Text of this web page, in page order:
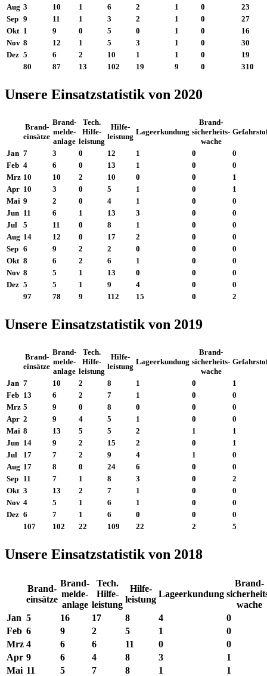
Aug 3 10 1 6 2 1 0
23
Sep 9 11 1 3 2 1 0
27
Okt 1 9 0 5 0 1 0
16
Nov 8 12 1 5 3 1 0
30
Dez 5 6 2 10 1 1 0
19
80
87 13 102 19 9 0 310
Unsere Einsatzstatistik von 2020
Brand-
einsätze
Brand-
melde-
anlage
Tech.
Hilfe-
leistung
Hilfe-
leistung
Lageerkundung
Brand-
sicherheits-
wache
Jan 7 3 0 12 1 0
0
Feb 4 6 0 13 1 0
0
Mrz 10 10 2 10 0 0
1
Apr 10 3 0 5 1 0
1
Mai 9 2 0 4 1 0
0
Jun 11 6 1 13 3 0
0
Jul
5 11 0 8 1 0
0
Aug 14 12 0 17 2 0
0
Sep 6 9 2 2 0 0
0
Okt 8 6 2 6 1 0
0
Nov 8 5 1 13 0 0
0
Dez 5 5 1 9 4 0
0
97
78 9 112 15 0 2
Unsere Einsatzstatistik von 2019
Brand-
einsätze
Brand-
melde-
anlage
Tech.
Hilfe-
leistung
Hilfe-
leistung
Lageerkundung
Brand-
sicherheits-
wache
Jan 7 10 2 8 1 0
1
Feb 13 6 2 7 1 0
0
Mrz 5 9 0 8 0 0
0
Apr 2 9 4 5 1 0
0
Mai 8 13 5 5 2 1
1
Jun 14 9 2 15 2 0
1
Jul
17 7 2 9 4 1
0
Aug 17 8 0 24 6 0
0
Sep 11 7 1 8 3 0
2
Okt 3 13 2 7 1 0
0
Nov 4 5 1 6 1 0
0
Dez 6 7 1 6 0 0
0
107
102 22 109 22 2 5
Unsere Einsatzstatistik von 2018
Brand-
einsätze
Brand-
melde-
anlage
Tech.
Hilfe-
leistung
Hilfe-
leistung
Lageerkundung
Brand-
wache
Jan 5 16 17 8 4
0
Feb 6 9 2 5 1
0
Mrz 4 6 6 11 0
0
Apr 9 6 4 8 3
1
Mai 11 5 7 8 1
1